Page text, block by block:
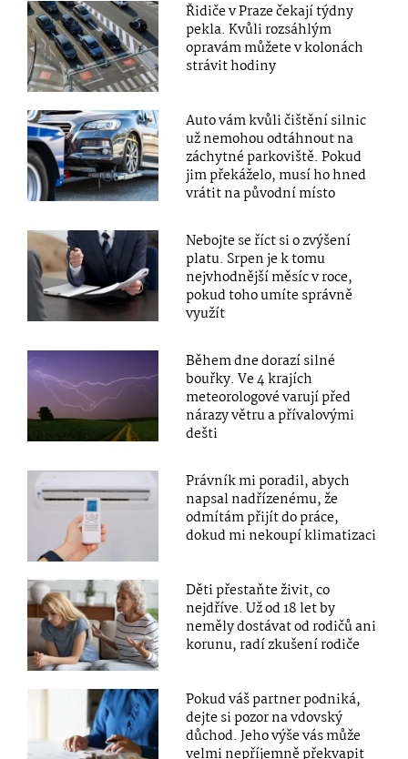
Řidiče v Praze čekají týdny
pekla. Kvůli rozsáhlým
opravám můžete v kolonách
strávit hodiny
Auto vám kvůli čištění silnic
už nemohou odtáhnout na
záchytné parkoviště. Pokud
jim překáželo, musí ho hned
vrátit na původní místo
Nebojte se říct si o zvýšení
platu. Srpen je k tomu
nejvhodnější měsíc v roce,
pokud toho umíte správně
využít
Během dne dorazí silné
bouřky. Ve 4 krajích
meteorologové varují před
nárazy větru a přívalovými
dešti
Právník mi poradil, abych
napsal nadřízenému, že
odmítám přijít do práce,
dokud mi nekoupí klimatizaci
Děti přestaňte živit, co
nejdříve. Už od 18 let by
neměly dostávat od rodičů ani
korunu, radí zkušení rodiče
Pokud váš partner podniká,
dejte si pozor na vdovský
důchod. Jeho výše vás může